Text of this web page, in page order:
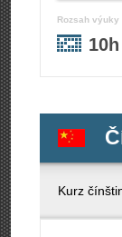
Rozsah výuky
10h
Kurz